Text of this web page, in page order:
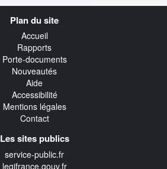
Plan du site
Accueil
Rapports
Porte-documents
Nouveautés
Aide
Accessibilité
Mentions légales
Contact
Les sites publics
service-public.fr
legifrance.gouv.fr